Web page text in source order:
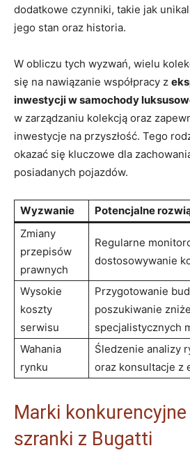
dodatkowe czynniki, takie jak
jego stan oraz historia.
W obliczu tych wyzwań,‍ wielu⁣
się na ‍nawiązanie współpracy z
inwestycji w samochody
w zarządzaniu kolekcją oraz
inwestycje na przyszłość. Tego
okazać ​się kluczowe dla
posiadanych pojazdów.
Wyzwanie
Potencjalne
Zmiany
⁤przepisów
prawnych
Regularne
dostosowywanie
Wysokie ​
koszty
serwisu
Przygotowanie
poszukiwanie
specjalistycznych
Wahania
rynku
Śledzenie analizy
oraz konsultacje z
Marki
szranki z ​Bugatti